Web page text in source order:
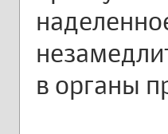
в органы